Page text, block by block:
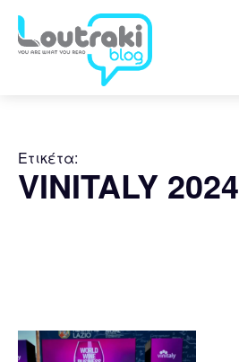
Ετικέτα:
VINITALY 2024